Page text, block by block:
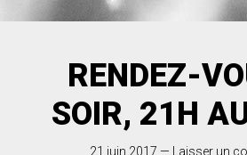
RENDEZ-
SOIR, 21H
21 juin 2017 — Laisser un